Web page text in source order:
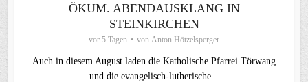
ÖKUM. ABENDAUSKLANG IN
STEINKIRCHEN
vor 5 Tagen von Anton Hötzelsperger
Auch in diesem August laden die Katholische Pfarrei Törwang
und die evangelisch‑lutherische...